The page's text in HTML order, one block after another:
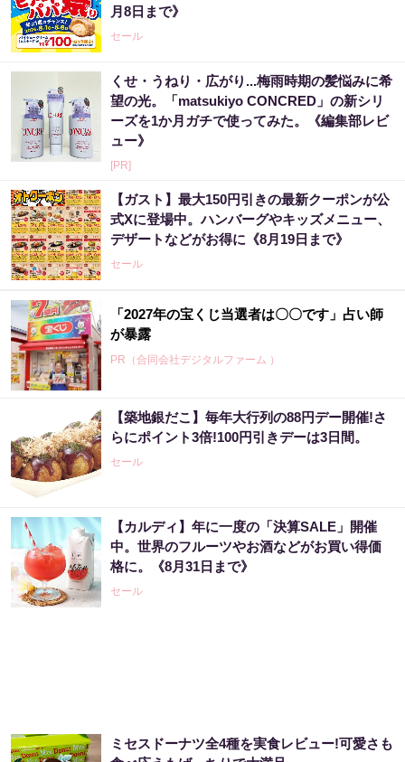
月8日まで》
セール
くせ・うねり・広がり...梅雨時期の髪悩みに希
望の光。「matsukiyo CONCRED」の新シリ
ーズを1か月ガチで使ってみた。《編集部レビ
ュー》
[PR]
【ガスト】最大150円引きの最新クーポンが公
式Xに登場中。ハンバーグやキッズメニュー、
デザートなどがお得に《8月19日まで》
セール
「2027年の宝くじ当選者は〇〇です」占い師
が暴露
PR（合同会社デジタルファーム ）
【築地銀だこ】毎年大行列の88円デー開催!さ
らにポイント3倍!100円引きデーは3日間。
セール
【カルディ】年に一度の「決算SALE」開催
中。世界のフルーツやお酒などがお買い得価
格に。《8月31日まで》
セール
ミセスドーナツ全4種を実食レビュー!可愛さも